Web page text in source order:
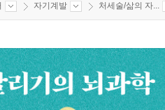
자기계발 처세술/삶의 자...